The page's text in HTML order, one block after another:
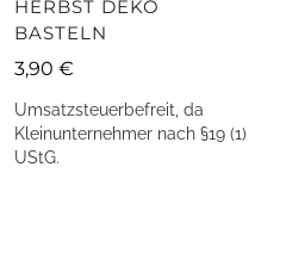
HERBST DEKO
BASTELN
3,90 €
Umsatzsteuerbefreit, da
Kleinunternehmer nach §19 (1)
UStG.